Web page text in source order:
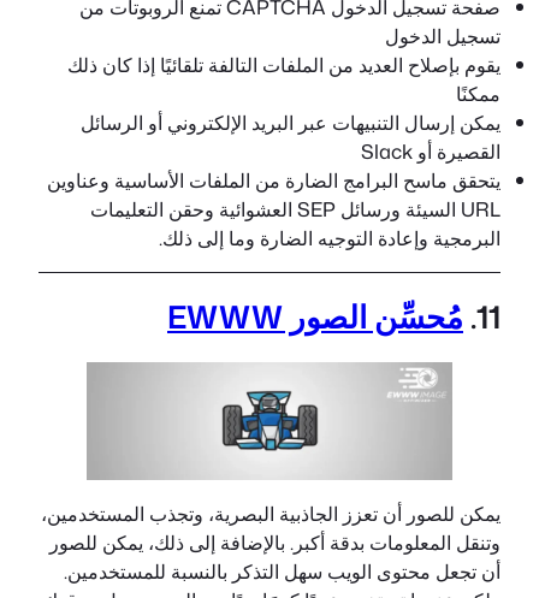
صفحة تسجيل الدخول CAPTCHA تمنع الروبوتات من
تسجيل الدخول
يقوم بإصلاح العديد من الملفات التالفة تلقائيًا إذا كان ذلك
ممكنًا
يمكن إرسال التنبيهات عبر البريد الإلكتروني أو الرسائل
القصيرة أو Slack
يتحقق ماسح البرامج الضارة من الملفات الأساسية وعناوين
URL السيئة ورسائل SEP العشوائية وحقن التعليمات
البرمجية وإعادة التوجيه الضارة وما إلى ذلك.
11. مُحسِّن الصور EWWW
يمكن للصور أن تعزز الجاذبية البصرية، وتجذب المستخدمين،
وتنقل المعلومات بدقة أكبر. بالإضافة إلى ذلك، يمكن للصور
أن تجعل محتوى الويب سهل التذكر بالنسبة للمستخدمين.